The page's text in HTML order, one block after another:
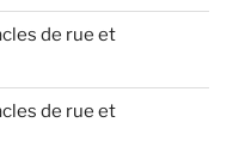
de rue et
de rue et